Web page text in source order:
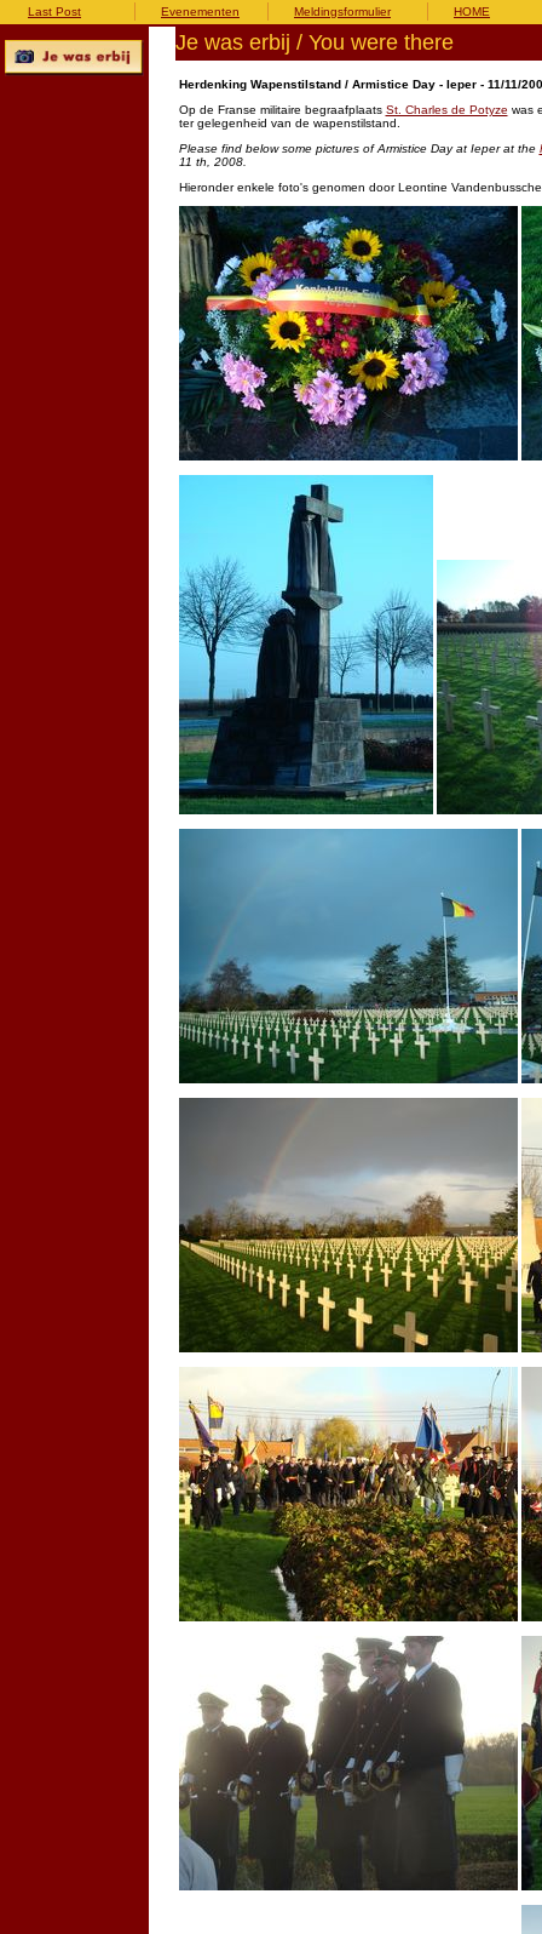
Last Post Evenementen Meldingsformulier HOME
Je was erbij / You were there
Herdenking Wapenstilstand / Armistice Day - Ieper - 11/11/
Op de Franse militaire begraafplaats St. Charles de Potyze was
ter gelegenheid van de wapenstilstand.
Please find below some pictures of Armistice Day at Ieper at the
11 th, 2008.
Hieronder enkele foto's genomen door Leontine